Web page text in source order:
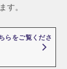
す。
らをご覧くださ